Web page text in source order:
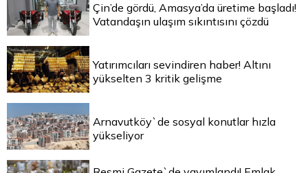
Çin’de gördü, Amasya’da üretime başladı!
Vatandaşın ulaşım sıkıntısını çözdü
Yatırımcıları sevindiren haber! Altını
yükselten 3 kritik gelişme
Arnavutköy`de sosyal konutlar hızla
yükseliyor